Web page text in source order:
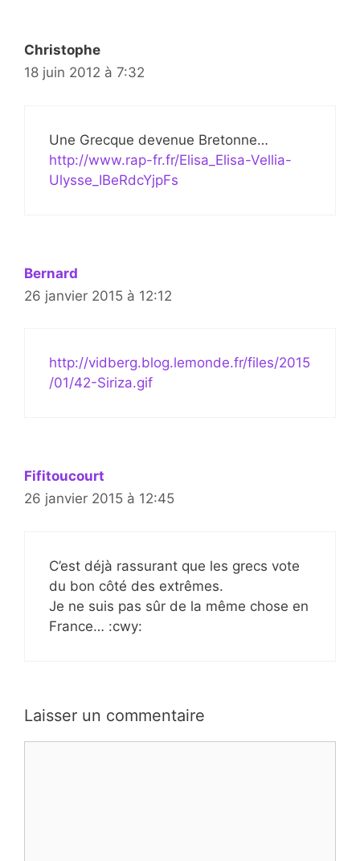
Christophe
18 juin 2012 à 7:32
Une Grecque devenue Bretonne…
http://www.rap-fr.fr/Elisa_Elisa-Vellia-
Ulysse_IBeRdcYjpFs
Bernard
26 janvier 2015 à 12:12
http://vidberg.blog.lemonde.fr/files/2015
/01/42-Siriza.gif
Fifitoucourt
26 janvier 2015 à 12:45
C’est déjà rassurant que les grecs vote
du bon côté des extrêmes.
Je ne suis pas sûr de la même chose en
France… :cwy:
Laisser un commentaire